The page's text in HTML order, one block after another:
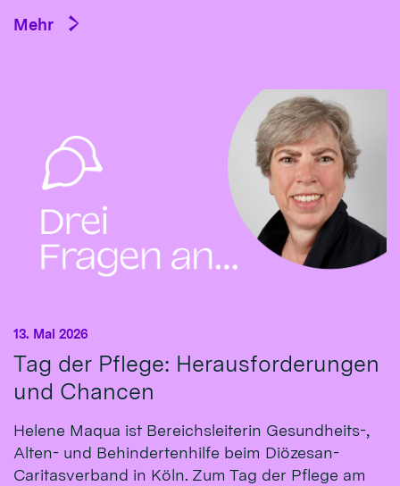
Mehr
Tag der Pflege: Herausforderungen
und Chancen
13. Mai 2026
Helene Maqua ist Bereichsleiterin Gesundheits-,
Alten- und Behindertenhilfe beim Diözesan-
Caritasverband in Köln. Zum Tag der Pflege am